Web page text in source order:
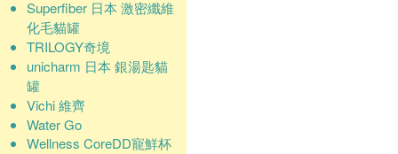
Superfiber 日本 激密纖維
化毛貓罐
TRILOGY奇境
unicharm 日本 銀湯匙貓
罐
Vichi 維齊
Water Go
Wellness CoreDD寵鮮杯